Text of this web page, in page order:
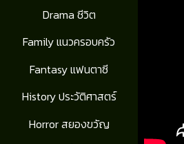
Drama ชีวิต
Family แนวครอบครัว
Fantasy แฟนตาซี
History ประวัติศาสตร์
Horror สยองขวัญ